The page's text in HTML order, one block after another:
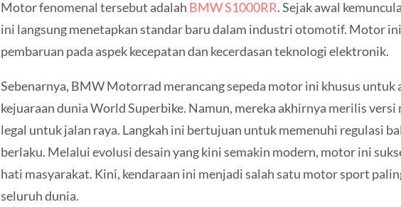
Motor fenomenal tersebut adalah BMW S1000RR. Sejak awal
ini langsung menetapkan standar baru dalam industri otomotif. Motor
pembaruan pada aspek kecepatan dan kecerdasan teknologi elektronik.
Sebenarnya, BMW Motorrad merancang sepeda motor ini khusus untuk
kejuaraan dunia World Superbike. Namun, mereka akhirnya merilis versi
legal untuk jalan raya. Langkah ini bertujuan untuk memenuhi regulasi
berlaku. Melalui evolusi desain yang kini semakin modern, motor ini
hati masyarakat. Kini, kendaraan ini menjadi salah satu motor sport
seluruh dunia.